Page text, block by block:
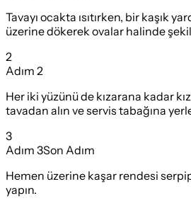
Tavayı ocakta ısıtırken, bir kaşık
üzerine dökerek ovalar halinde
2
Adım 2
Her iki yüzünü de kızarana kadar
tavadan alın ve servis tabağına
3
Adım 3Son Adım
Hemen üzerine kaşar rendesi
yapın.